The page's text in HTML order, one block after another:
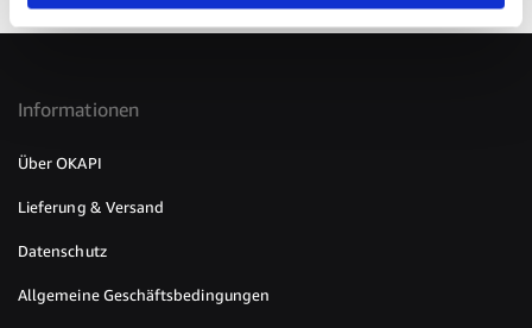
Informationen
Über OKAPI
Lieferung & Versand
Datenschutz
Allgemeine Geschäftsbedingungen